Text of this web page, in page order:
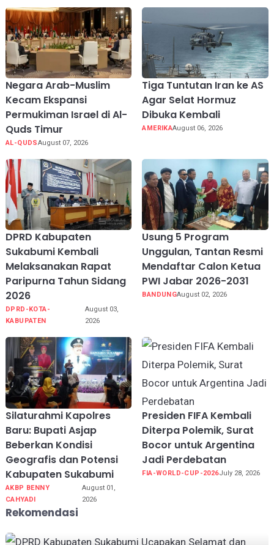
Negara Arab-Muslim
Kecam Ekspansi
Permukiman Israel di Al-
Quds Timur
AL-QUDSAugust 07, 2026
Tiga Tuntutan Iran ke AS
Agar Selat Hormuz
Dibuka Kembali
AMERIKAAugust 06, 2026
DPRD Kabupaten
Sukabumi Kembali
Melaksanakan Rapat
Paripurna Tahun Sidang
2026
DPRD-KOTA-
KABUPATEN
August 03,
2026
Usung 5 Program
Unggulan, Tantan Resmi
Mendaftar Calon Ketua
PWI Jabar 2026-2031
BANDUNGAugust 02, 2026
Silaturahmi Kapolres
Baru: Bupati Asjap
Beberkan Kondisi
Geografis dan Potensi
Kabupaten Sukabumi
AKBP BENNY
CAHYADI
August 01,
2026
Presiden FIFA Kembali
Diterpa Polemik, Surat
Bocor untuk Argentina
Jadi Perdebatan
FIA-WORLD-CUP-2026July 28, 2026
Rekomendasi